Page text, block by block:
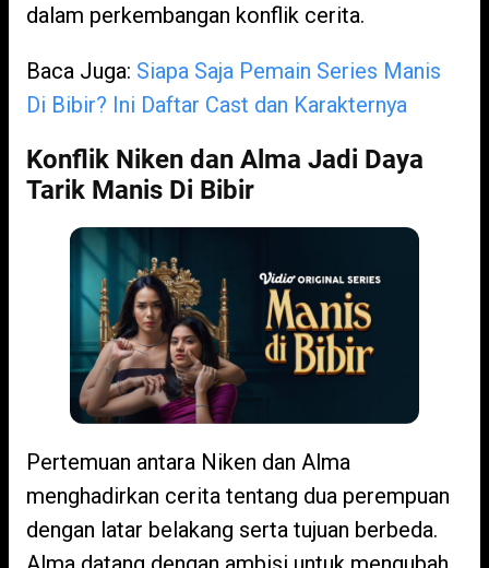
dalam perkembangan konflik cerita.
Baca Juga: Siapa Saja Pemain Series Manis
Di Bibir? Ini Daftar Cast dan Karakternya
Konflik Niken dan Alma Jadi Daya
Tarik Manis Di Bibir
Pertemuan antara Niken dan Alma
menghadirkan cerita tentang dua perempuan
dengan latar belakang serta tujuan berbeda.